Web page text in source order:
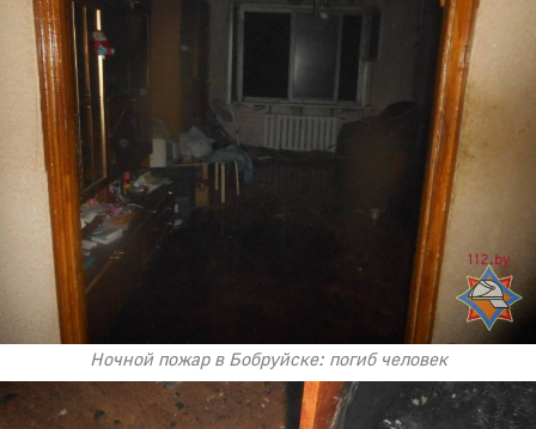
Ночной пожар в Бобруйске: погиб человек